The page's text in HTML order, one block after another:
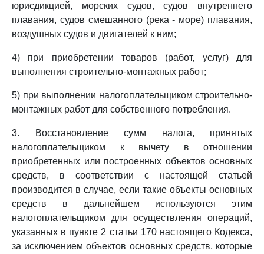
юрисдикцией, морских судов, судов внутреннего
плавания, судов смешанного (река - море) плавания,
воздушных судов и двигателей к ним;
4) при приобретении товаров (работ, услуг) для
выполнения строительно-монтажных работ;
5) при выполнении налогоплательщиком строительно-
монтажных работ для собственного потребления.
3. Восстановление сумм налога, принятых
налогоплательщиком к вычету в отношении
приобретенных или построенных объектов основных
средств, в соответствии с настоящей статьей
производится в случае, если такие объекты основных
средств в дальнейшем используются этим
налогоплательщиком для осуществления операций,
указанных в пункте 2 статьи 170 настоящего Кодекса,
за исключением объектов основных средств, которые